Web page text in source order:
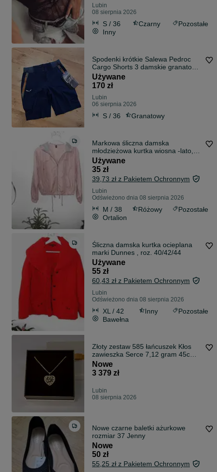
Lubin
08 sierpnia 2026
S / 36 Czarny
Pozostałe
Inny
Spodenki krótkie Salewa Pedroc
Cargo Shorts 3 damskie granatowe
S
Używane
170 zł
Lubin
06 sierpnia 2026
S / 36 Granatowy
Markowa śliczna damska
młodzieżowa kurtka wiosna -lato,
R.36/38/40/42
Używane
35 zł
39,73 zł z Pakietem Ochronnym
Lubin
Odświeżono dnia 08 sierpnia 2026
M / 38 Różowy
Pozostałe
Ortalion
Śliczna damska kurtka ocieplana
marki Dunnes , roz. 40/42/44
Używane
55 zł
60,43 zł z Pakietem Ochronnym
Lubin
Odświeżono dnia 08 sierpnia 2026
XL / 42 Inny
Pozostałe
Bawełna
Złoty zestaw 585 łańcuszek Kłos
zawieszka Serce 7,12 gram 45cm
NOWY
Nowe
3 379 zł
Lubin
08 sierpnia 2026
Nowe czarne baletki ażurkowe
rozmiar 37 Jenny
Nowe
50 zł
55,25 zł z Pakietem Ochronnym